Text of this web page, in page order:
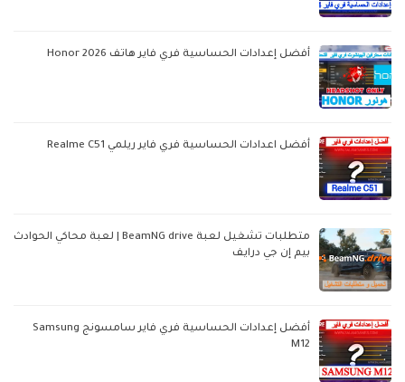
أفضل إعدادات الحساسية فري فاير هاتف Honor 2026
أفضل اعدادات الحساسية فري فاير ريلمي Realme C51
متطلبات تشغيل لعبة BeamNG drive | لعبة محاكي الحوادث
بيم إن جي درايف
أفضل إعدادات الحساسية فري فاير سامسونج Samsung
M12